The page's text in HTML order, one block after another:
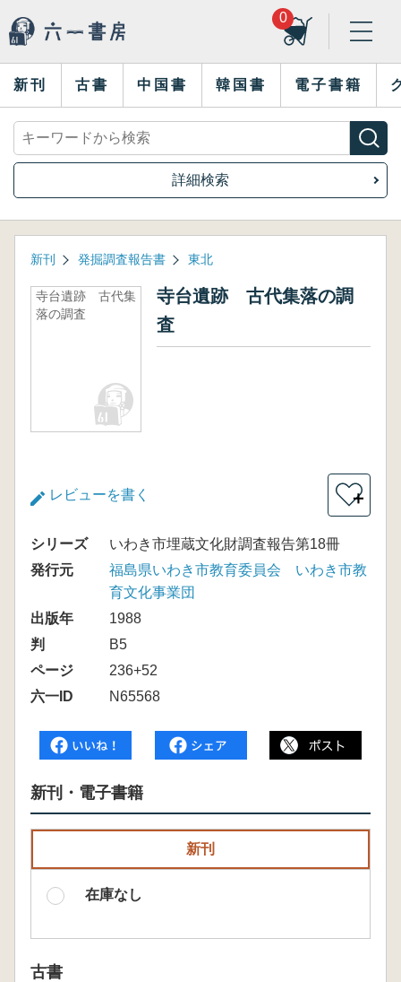
0
新刊 古書 中国書 韓国書 電子書籍
詳細検索
新刊 発掘調査報告書 東北
寺台遺跡 古代集
落の調査
寺台遺跡 古代集落の調
査
レビューを書く ＋
シリーズ
いわき市埋蔵文化財調査報告第18冊
発行元
福島県いわき市教育委員会 いわき市教
育文化事業団
出版年
1988
判
B5
ページ
236+52
六一ID
N65568
新刊・電子書籍
新刊
在庫なし
古書